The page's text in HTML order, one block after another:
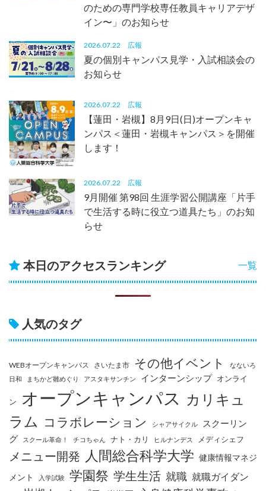
のための専門学校専任教員キャリアデザ
イン〜」のお知らせ
2026.07.22 広報
夏の個別キャンパス見学・入試相談会の
お知らせ
2026.07.22 広報
【蓮田・岩槻】8月9日(日)オープンキャ
ンパス＜蓮田・岩槻キャンパス＞を開催
します！
2026.07.22 広報
9月開催 第98回 生涯学習公開講座「片手
で生活する時に役立つ道具たち」のお知
らせ
一覧
本日のアクセスランキング
人気のタグ
WEBオープンキャンパス さいたま市 その他イベント
なないろ
日和
まちかど雛めぐり アスタキサンチン インターンシップ オンライ
ン オープンキャンパス カリキュ
ラム コラボレーション シャアサイクル
スクーリン
グ
スクール革命！ チコちゃん ナト・カリ ヒルナンデス メディシェフ
メニュー開発 人間総合科学大学 健康情報マネジ
メント
入学試験 学園祭 学生生活 就職 就職ガイダン